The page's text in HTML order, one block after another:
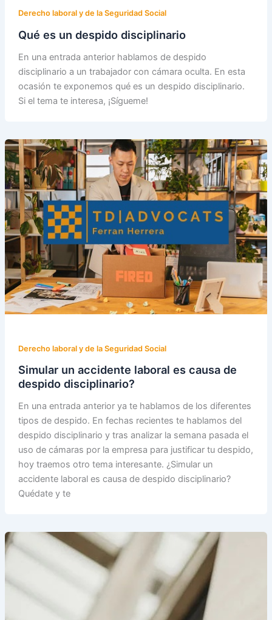
Derecho laboral y de la Seguridad Social
Qué es un despido disciplinario
En una entrada anterior hablamos de despido
disciplinario a un trabajador con cámara oculta. En esta
ocasión te exponemos qué es un despido disciplinario.
Si el tema te interesa, ¡Sígueme!
Derecho laboral y de la Seguridad Social
Simular un accidente laboral es causa de
despido disciplinario?
En una entrada anterior ya te hablamos de los diferentes
tipos de despido. En fechas recientes te hablamos del
despido disciplinario y tras analizar la semana pasada el
uso de cámaras por la empresa para justificar tu despido,
hoy traemos otro tema interesante. ¿Simular un
accidente laboral es causa de despido disciplinario?
Quédate y te